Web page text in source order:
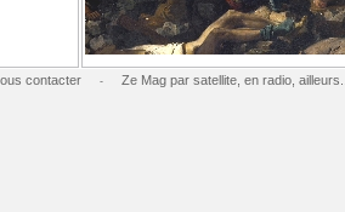
contacter - Ze Mag par satellite, en radio, ailleurs...